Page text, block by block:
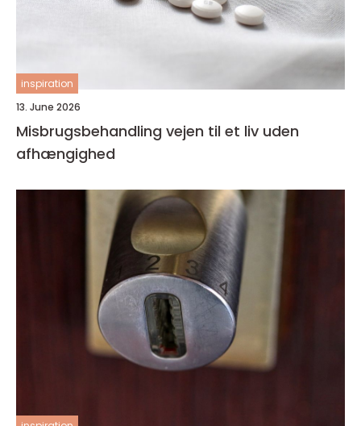
inspiration
13. June 2026
Misbrugsbehandling vejen til et liv uden
afhængighed